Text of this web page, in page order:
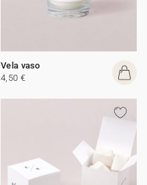
Vela vaso
4,50 €